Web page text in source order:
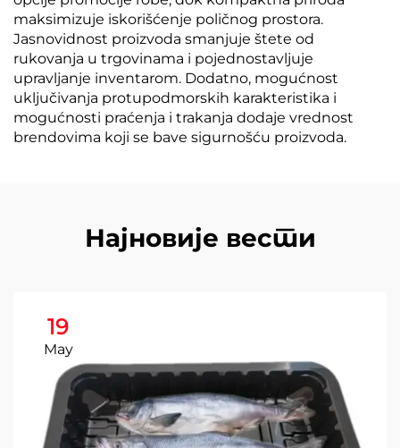
maksimizuje iskorišćenje poličnog prostora.
Jasnovidnost proizvoda smanjuje štete od
rukovanja u trgovinama i pojednostavljuje
upravljanje inventarom. Dodatno, mogućnost
uključivanja protupodmorskih karakteristika i
mogućnosti praćenja i trakanja dodaje vrednost
brendovima koji se bave sigurnošću proizvoda.
Најновије вести
19
May